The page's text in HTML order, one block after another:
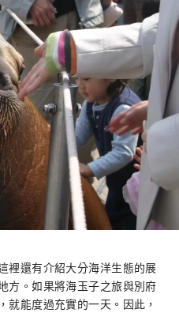
裡還有介紹大分海洋生態的展
方。如果將海玉子之旅與別府
就能度過充實的一天。因此，